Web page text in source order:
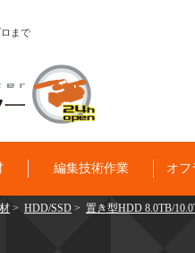
まで
編集技術作業 オフ
> HDD/SSD > 置き型HDD 8.0TB/